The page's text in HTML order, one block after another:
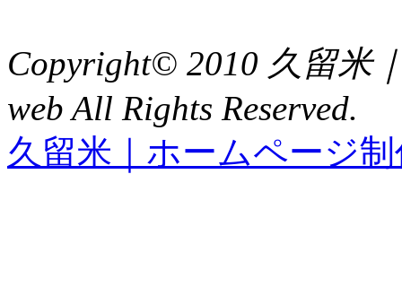
Copyright© 2010 久留米
web All Rights Reserved.
久留米｜ホームページ